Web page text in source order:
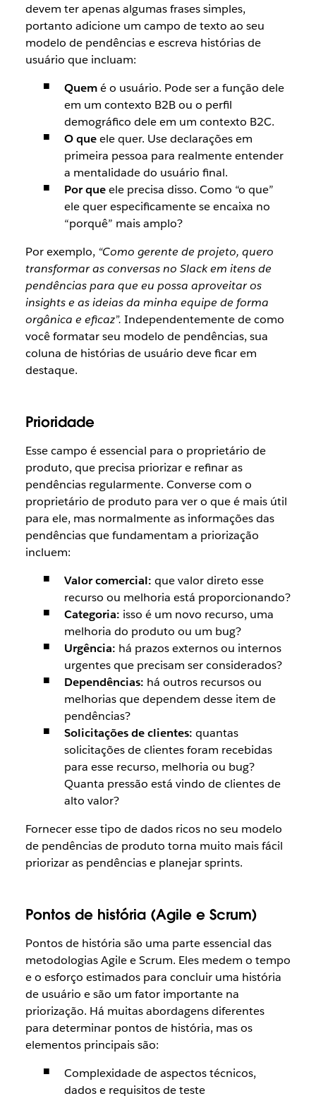
devem ter apenas algumas frases simples,
portanto adicione um campo de texto ao seu
modelo de pendências e escreva histórias de
usuário que incluam:
Quemé o usuário. Pode ser a função dele
em um contexto B2B ou o perfil
demográfico dele em um contexto B2C.
O queele quer. Use declarações em
primeira pessoa para realmente entender
a mentalidade do usuário final.
Por queele precisa disso. Como “o que”
ele quer especificamente se encaixa no
“porquê” mais amplo?
Por exemplo, “Como gerente de projeto, quero
transformar as conversas no Slack em itens de
pendências para que eu possa aproveitar os
insights e as ideias da minha equipe de forma
orgânica e eficaz”. Independentemente de como
você formatar seu modelo de pendências, sua
coluna de histórias de usuário deve ficar em
destaque.
Prioridade
Esse campo é essencial para o proprietário de
produto, que precisa priorizar e refinar as
pendências regularmente. Converse com o
proprietário de produto para ver o que é mais útil
para ele, mas normalmente as informações das
pendências que fundamentam a priorização
incluem:
Valor comercial: que valor direto esse
recurso ou melhoria está proporcionando?
Categoria: isso é um novo recurso, uma
melhoria do produto ou um bug?
Urgência: há prazos externos ou internos
urgentes que precisam ser considerados?
Dependências: há outros recursos ou
melhorias que dependem desse item de
pendências?
Solicitações de clientes: quantas
solicitações de clientes foram recebidas
para esse recurso, melhoria ou bug?
Quanta pressão está vindo de clientes de
alto valor?
Fornecer esse tipo de dados ricos no seu modelo
de pendências de produto torna muito mais fácil
priorizar as pendências e planejar sprints.
Pontos de história (Agile e Scrum)
Pontos de história são uma parte essencial das
metodologias Agile e Scrum. Eles medem o tempo
e o esforço estimados para concluir uma história
de usuário e são um fator importante na
priorização. Há muitas abordagens diferentes
para determinar pontos de história, mas os
elementos principais são:
Complexidade de aspectos técnicos,
dados e requisitos de teste